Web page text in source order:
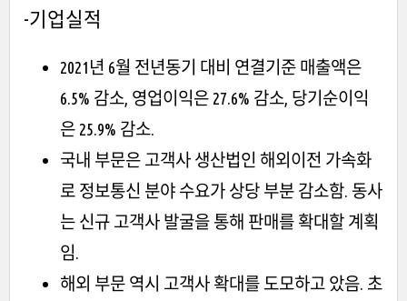
-기업실적
2021년 6월 전년동기 대비 연결기준 매출액은
6.5% 감소, 영업이익은 27.6% 감소, 당기순이익
은 25.9% 감소.
국내 부문은 고객사 생산법인 해외이전 가속화
로 정보통신 분야 수요가 상당 부분 감소함. 동사
는 신규 고객사 발굴을 통해 판매를 확대할 계획
임.
해외 부문 역시 고객사 확대를 도모하고 았음. 초